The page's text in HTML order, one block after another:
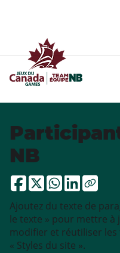
NB
Ajoutez du texte de
le texte » pour mettre à
modifier et réutiliser les
« Styles du site ».